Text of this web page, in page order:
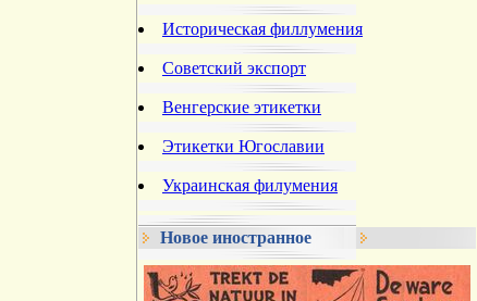
Историческая филлумения
Советский экспорт
Венгерские этикетки
Этикетки Югославии
Украинская филумения
Новое иностранное